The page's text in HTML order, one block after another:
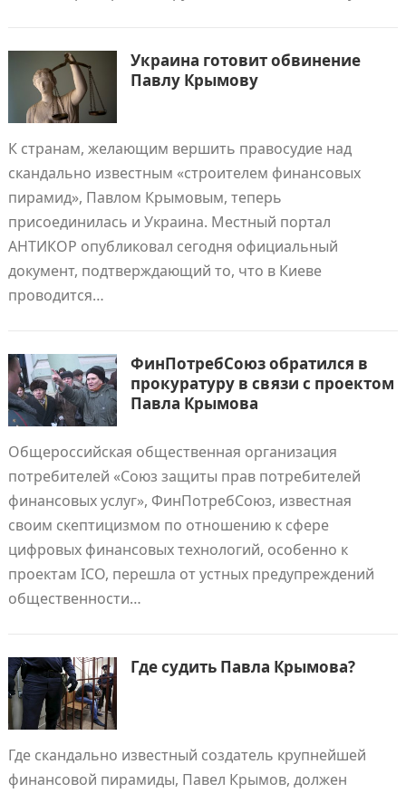
Украина готовит обвинение
Павлу Крымову
К странам, желающим вершить правосудие над
скандально известным «строителем финансовых
пирамид», Павлом Крымовым, теперь
присоединилась и Украина. Местный портал
АНТИКОР опубликовал сегодня официальный
документ, подтверждающий то, что в Киеве
проводится…
ФинПотребСоюз обратился в
прокуратуру в связи с проектом
Павла Крымова
Общероссийская общественная организация
потребителей «Союз защиты прав потребителей
финансовых услуг», ФинПотребСоюз, известная
своим скептицизмом по отношению к сфере
цифровых финансовых технологий, особенно к
проектам ICO, перешла от устных предупреждений
общественности…
Где судить Павла Крымова?
Где скандально известный создатель крупнейшей
финансовой пирамиды, Павел Крымов, должен